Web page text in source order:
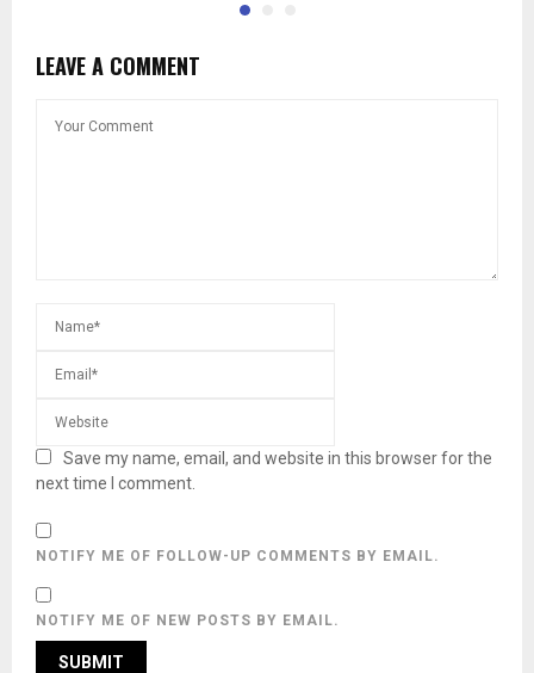
LEAVE A COMMENT
Save my name, email, and website in this browser for the
next time I comment.
NOTIFY ME OF FOLLOW-UP COMMENTS BY EMAIL.
NOTIFY ME OF NEW POSTS BY EMAIL.